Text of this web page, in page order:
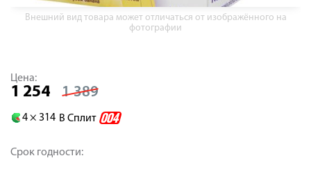
Внешний вид товара может отличаться от изображённого на
фотографии
Цена:
1 254 1 389
4 × 314 В Сплит
Срок годности: